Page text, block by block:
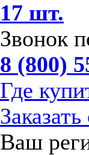
17 шт.
Звонок
8 (800)
Где
Ваш